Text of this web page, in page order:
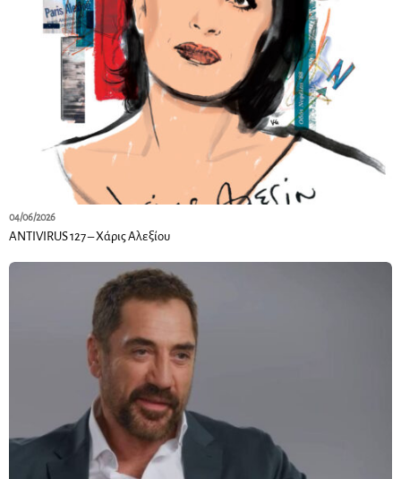
04/06/2026
ANTIVIRUS 127 – Xάρις Αλεξίου